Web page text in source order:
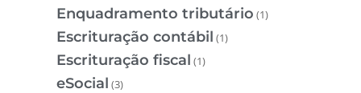
Enquadramento tributário (1)
Escrituração contábil (1)
Escrituração fiscal (1)
eSocial (3)